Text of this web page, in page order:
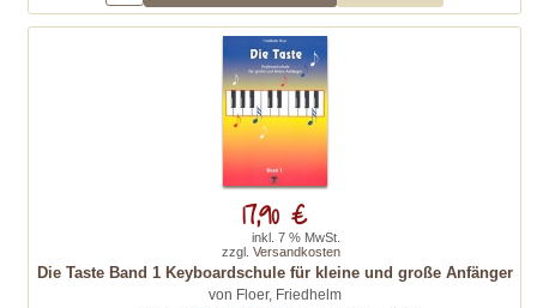
Die Taste Band 1 Keyboardschule für kleine und große Anfänger
von Floer, Friedhelm
17,90 €
inkl. 7 % MwSt.
zzgl. Versandkosten